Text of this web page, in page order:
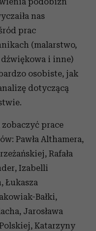
nas
prac
(malarstwo,
i inne)
osobiste, jak
dotyczącą
prace
Pawła Althamera,
Rafała
Izabelli
Łukasza
Bałki,
Jarosława
Katarzyny